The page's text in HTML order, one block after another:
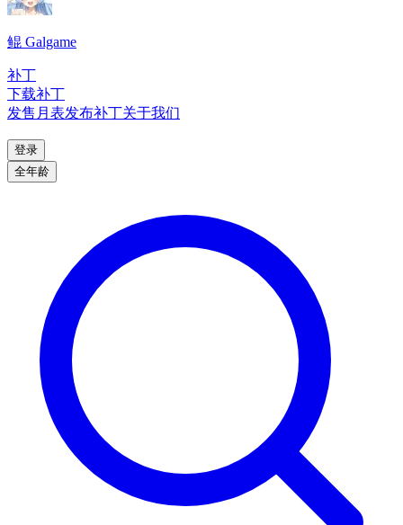
鲲 Galgame
补丁
下载补丁
发售月表发布补丁关于我们
登录
全年龄